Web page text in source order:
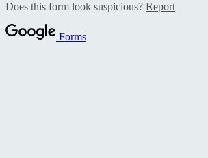
Does this form look suspicious? Report
Forms